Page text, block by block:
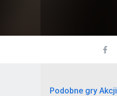
Podobne gry Akcji